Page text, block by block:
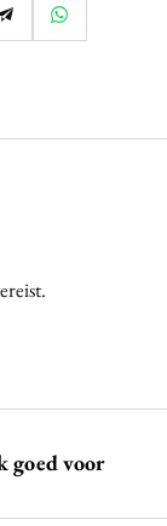
goed voor